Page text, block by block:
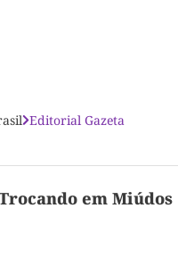
Editorial Gazeta
em Miúdos